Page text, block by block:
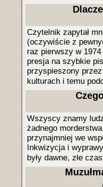
Czytelnik zapytał
(oczywiście z
raz pierwszy w
presja na szybkie
przyspieszony
kulturach i temu
Wszyscy znamy
żadnego
przynajmniej we
Inkwizycja i
były dawne, złe